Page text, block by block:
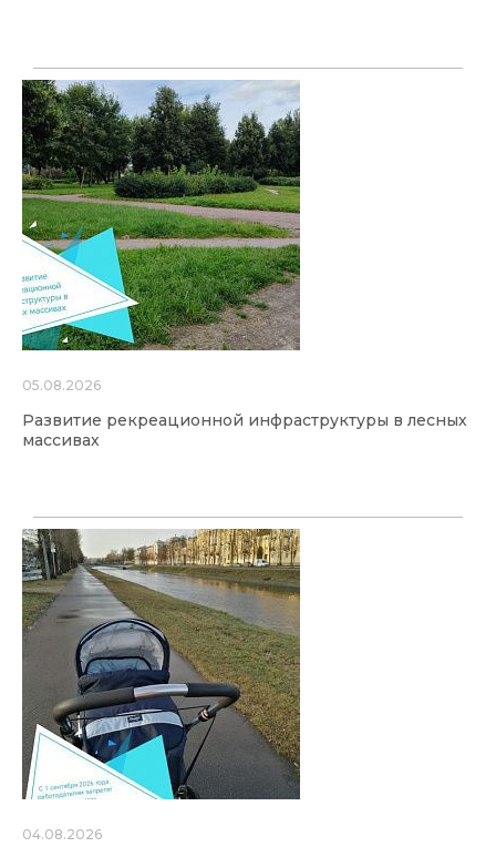
05.08.2026
Развитие рекреационной инфраструктуры в лесных
массивах
04.08.2026